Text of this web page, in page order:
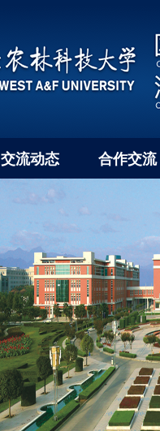
交流动态 合作交流